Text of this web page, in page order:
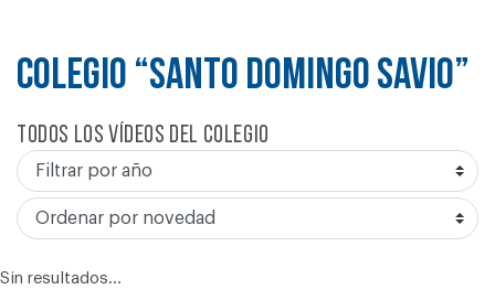
COLEGIO “SANTO DOMINGO SAVIO”
Todos los vídeos del colegio
Sin resultados...